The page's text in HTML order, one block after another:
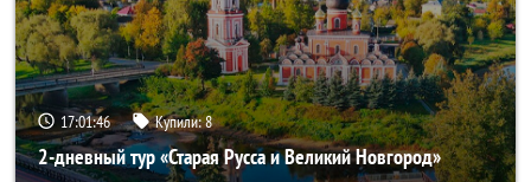
17:01:45 Купили:8
2-дневный тур «Старая Русса и Великий Новгород»